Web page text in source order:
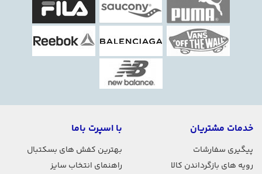
خدمات مشتریان
پیگیری سفارشات
رویه های بازگرداندن کالا
با اسپرت باما
بهترین کفش های بسکتبال
راهنمای انتخاب سایز